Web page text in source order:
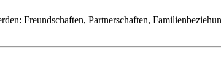
Freundschaften, Partnerschaften,